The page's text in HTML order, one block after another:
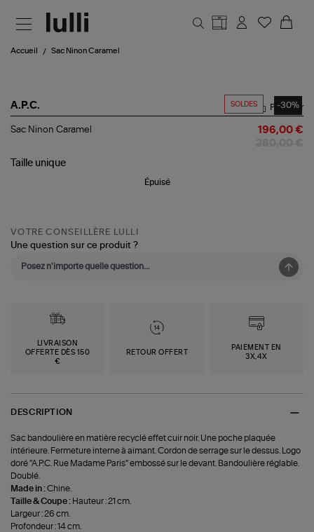
Accueil Sac Ninon Caramel
SOLDES -30%
A.P.C.
Sac
Partager
Sac Ninon Caramel 196,00 €
Taille unique
Épuisé
VOTRE CONSEILLÈRE LULLI
Une question sur ce produit ?
LIVRAISON
OFFERTE DÈS 150
€
RETOUR OFFERT
PAIEMENT EN
3X,4X
DESCRIPTION
Sac bandoulière en matière recyclé effet cuir noir. Une poche plaquée
intérieure. Fermeture interne à aimant. Cordon de serrage sur le dessus. Logo
doré ''A.P.C. Rue Madame Paris'' embossé sur le devant. Bandoulière réglable.
Doublé.
Made in :Chine.
Taille & Coupe : Hauteur : 21 cm.
Largeur : 26 cm.
Profondeur : 14 cm.